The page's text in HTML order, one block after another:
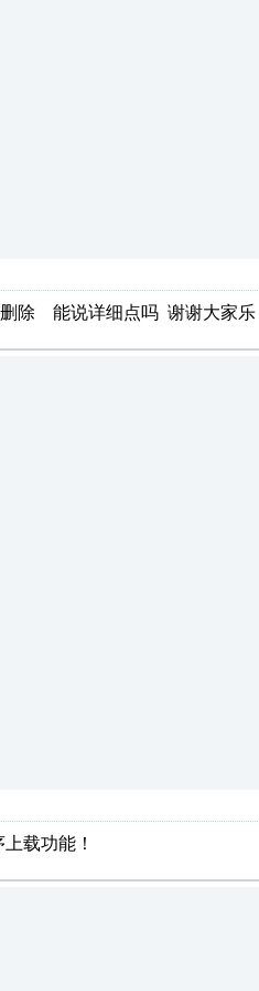
除 能说详细点吗 谢谢大家乐
载功能！